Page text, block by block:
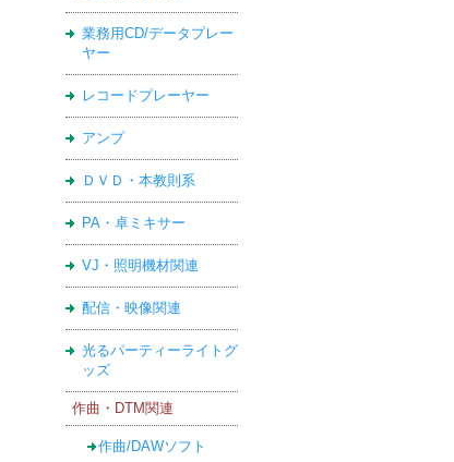
業務用CD/データプレー
ヤー
レコードプレーヤー
アンプ
ＤＶＤ・本教則系
PA・卓ミキサー
VJ・照明機材関連
配信・映像関連
光るパーティーライトグ
ッズ
作曲・DTM関連
作曲/DAWソフト